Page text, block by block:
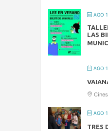
AGO
LAS
AGO
AGO
TRES